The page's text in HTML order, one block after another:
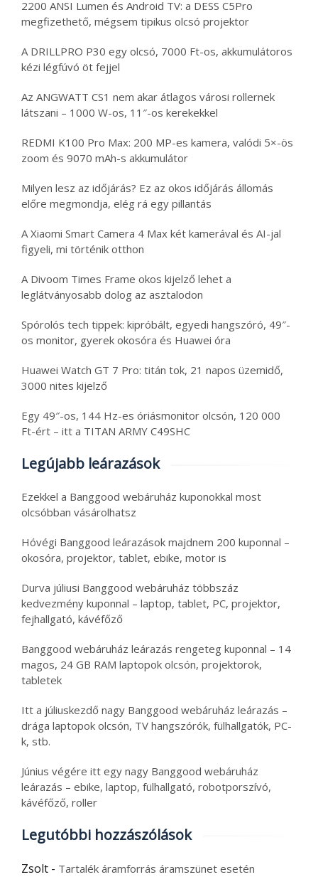
2200 ANSI Lumen és Android TV: a DESS C5Pro
megfizethető, mégsem tipikus olcsó projektor
A DRILLPRO P30 egy olcsó, 7000 Ft-os, akkumulátoros
kézi légfúvó öt fejjel
Az ANGWATT CS1 nem akar átlagos városi rollernek
látszani – 1000 W-os, 11″-os kerekekkel
REDMI K100 Pro Max: 200 MP-es kamera, valódi 5×-ös
zoom és 9070 mAh-s akkumulátor
Milyen lesz az időjárás? Ez az okos időjárás állomás
előre megmondja, elég rá egy pillantás
A Xiaomi Smart Camera 4 Max két kamerával és AI-jal
figyeli, mi történik otthon
A Divoom Times Frame okos kijelző lehet a
leglátványosabb dolog az asztalodon
Spórolós tech tippek: kipróbált, egyedi hangszóró, 49″-
os monitor, gyerek okosóra és Huawei óra
Huawei Watch GT 7 Pro: titán tok, 21 napos üzemidő,
3000 nites kijelző
Egy 49″-os, 144 Hz-es óriásmonitor olcsón, 120 000
Ft-ért – itt a TITAN ARMY C49SHC
Legújabb leárazások
Ezekkel a Banggood webáruház kuponokkal most
olcsóbban vásárolhatsz
Hóvégi Banggood leárazások majdnem 200 kuponnal –
okosóra, projektor, tablet, ebike, motor is
Durva júliusi Banggood webáruház többszáz
kedvezmény kuponnal – laptop, tablet, PC, projektor,
fejhallgató, kávéfőző
Banggood webáruház leárazás rengeteg kuponnal – 14
magos, 24 GB RAM laptopok olcsón, projektorok,
tabletek
Itt a júliuskezdő nagy Banggood webáruház leárazás –
drága laptopok olcsón, TV hangszórók, fülhallgatók, PC-
k, stb.
Június végére itt egy nagy Banggood webáruház
leárazás – ebike, laptop, fülhallgató, robotporszívó,
kávéfőző, roller
Legutóbbi hozzászólások
Zsolt - Tartalék áramforrás áramszünet esetén